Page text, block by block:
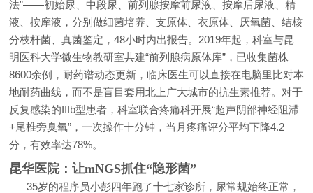
法”——初始尿、中段尿、前列腺按摩前尿液、按摩后尿液、精
液、按摩液，分别做细菌培养、支原体、衣原体、厌氧菌、结核
分枝杆菌、真菌鉴定，48小时内出报告。2019年起，科室与昆
明医科大学微生物教研室共建“前列腺病原体库”，已收集菌株
8600余例，耐药谱动态更新，临床医生可以直接在电脑里比对本
地耐药曲线，而不是盲目套用北上广大城市的抗生素推荐。对于
反复感染的IIIb型患者，科室联合疼痛科开展“超声阴部神经阻滞
+尾椎旁臭氧”，一次操作十分钟，当月疼痛评分平均下降4.2
分，有效率达78%。
昆华医院：让mNGS抓住“隐形菌”
35岁的程序员小彭四年跑了十七家诊所，尿常规始终正常，